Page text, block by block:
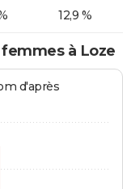
12,9 %
à Loze
d'après